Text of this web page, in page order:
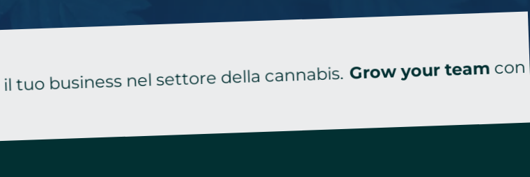
nel settore della cannabis. Grow your teamcon